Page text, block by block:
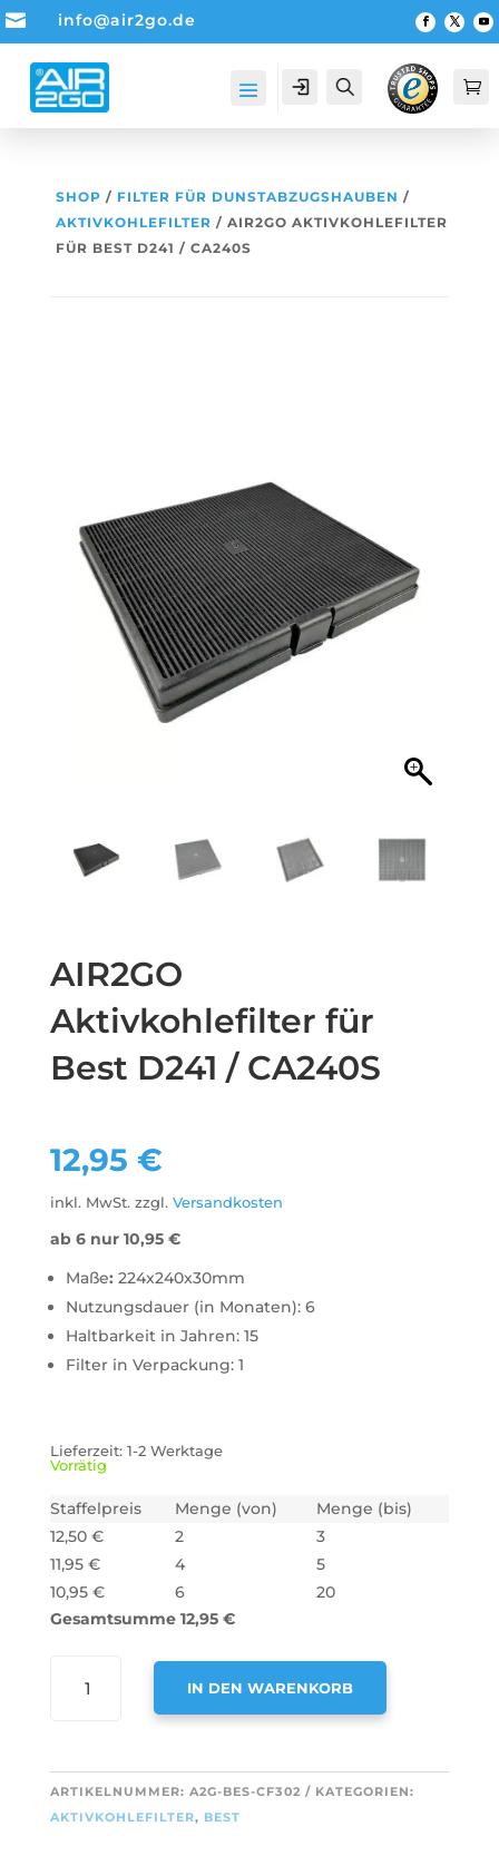
 info@air2go.de
Account Suche 
SHOP / FILTER FÜR DUNSTABZUGSHAUBEN /
AKTIVKOHLEFILTER / AIR2GO AKTIVKOHLEFILTER
FÜR BEST D241 / CA240S
AIR2GO
Aktivkohlefilter für
Best D241 / CA240S
12,95 €
inkl. MwSt. zzgl. Versandkosten
ab 6 nur 10,95 €
Maße: 224x240x30mm
Nutzungsdauer (in Monaten): 6
Haltbarkeit in Jahren: 15
Filter in Verpackung: 1
Lieferzeit: 1-2 Werktage
Vorrätig
Staffelpreis Menge (von)
Menge (bis)
12,50 € 2
3
11,95 € 4
5
10,95 € 6
20
Gesamtsumme 12,95 €
AKTIVKOHLEFILTER
D241
/
CA240S
IN DEN WARENKORB
T
E
ARTIKELNUMMER: A2G-BES-CF302
KATEGORIEN:
AKTIVKOHLEFILTER, BEST